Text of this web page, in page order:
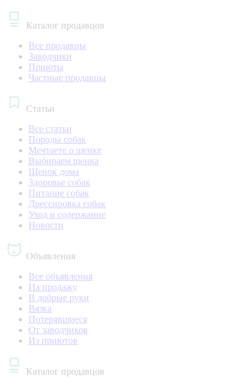
Каталог продавцов
Все продавцы
Заводчики
Приюты
Частные продавцы
Статьи
Все статьи
Породы собак
Мечтаете о щенке
Выбираем щенка
Щенок дома
Здоровье собак
Питание собак
Дрессировка собак
Уход и содержание
Новости
Объявления
Все объявления
На продажу
В добрые руки
Вязка
Потерявшиеся
От заводчиков
Из приютов
Каталог продавцов